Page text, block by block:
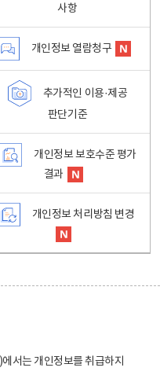
사항
개인정보 열람청구
추가적인 이용·제공
판단기준
개인정보 보호수준 평가
결과
개인정보 처리방침 변경
서는 개인정보를 취급하지